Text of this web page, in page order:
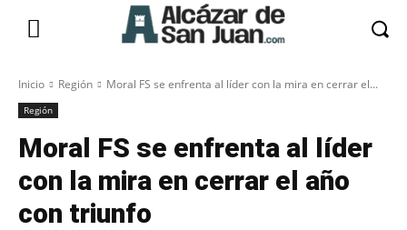
Inicio Región Moral FS se enfrenta al líder con la mira en cerrar el...
Región
Moral FS se enfrenta al líder
con la mira en cerrar el año
con triunfo